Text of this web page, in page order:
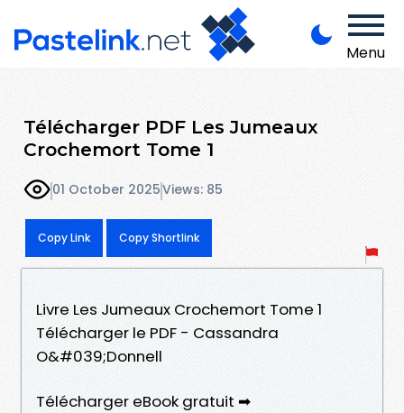
Menu
Télécharger PDF Les Jumeaux
Crochemort Tome 1
01 October 2025Views: 85
Copy Link Copy Shortlink
Livre Les Jumeaux Crochemort Tome 1
Télécharger le PDF - Cassandra
O&#039;Donnell
Télécharger eBook gratuit ➡